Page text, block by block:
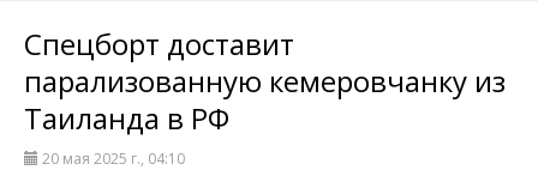
Спецборт доставит
парализованную кемеровчанку из
Таиланда в РФ
20 мая 2025 г., 04:10